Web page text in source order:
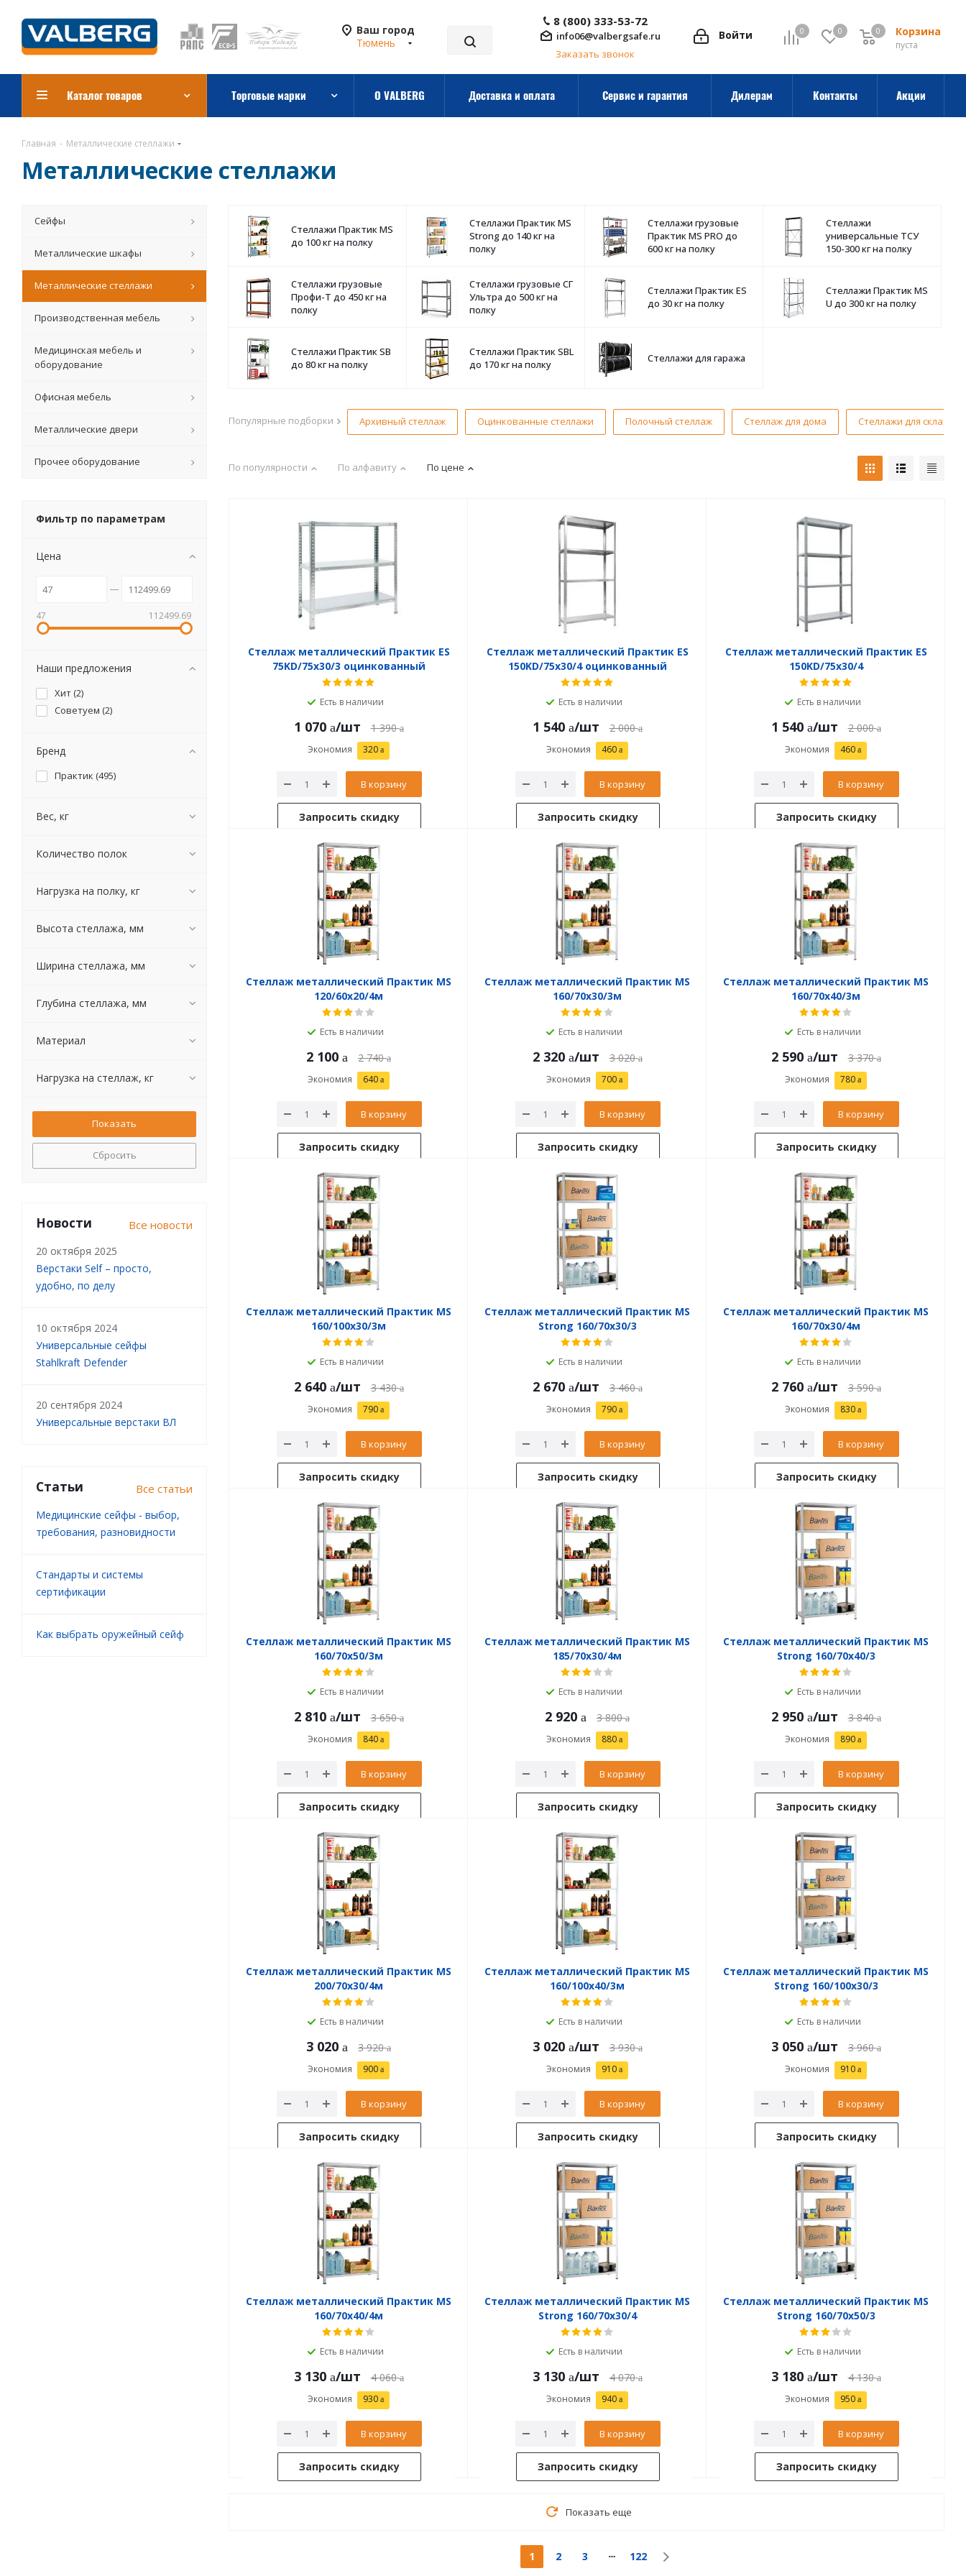
Ваш город
Тюмень
0 0 Корзина
0
пуста
0
Войти
8 (800) 333-53-72
info06@valbergsafe.ru
Заказать звонок
Каталог товаров Торговые марки О VALBERG Доставка и оплата Сервис и гарантия Дилерам Контакты Акции
Главная - Металлические стеллажи
Металлические стеллажи
Стеллажи Практик MS
до 100 кг на полку
Стеллажи Практик MS
Strong до 140 кг на
полку
Стеллажи грузовые
Практик MS PRO до
600 кг на полку
Стеллажи
универсальные ТСУ
150-300 кг на полку
Стеллажи грузовые
Профи-Т до 450 кг на
полку
Стеллажи грузовые СГ
Ультра до 500 кг на
полку
Стеллажи Практик ES
до 30 кг на полку
Стеллажи Практик MS
U до 300 кг на полку
Стеллажи Практик SB
до 80 кг на полку
Стеллажи Практик SBL
до 170 кг на полку
Стеллажи для гаража
Популярные подборки Архивный стеллаж Оцинкованные стеллажи Полочный стеллаж Стеллаж для дома Стеллажи для склада
По популярности По алфавиту По цене
Стеллаж металлический Практик ES
75KD/75x30/3 оцинкованный
Есть в наличии
1 070 /шт 1 390
Экономия 320
В корзину
Запросить скидку
Стеллаж металлический Практик ES
150KD/75x30/4 оцинкованный
Есть в наличии
1 540 /шт 2 000
Экономия 460
В корзину
Запросить скидку
Стеллаж металлический Практик ES
150KD/75x30/4
Есть в наличии
1 540 /шт 2 000
Экономия 460
В корзину
Запросить скидку
Стеллаж металлический Практик MS
120/60х20/4м
Есть в наличии
2 100 2 740
Экономия 640
В корзину
Запросить скидку
Стеллаж металлический Практик MS
160/70х30/3м
Есть в наличии
2 320 /шт 3 020
Экономия 700
В корзину
Запросить скидку
Стеллаж металлический Практик MS
160/70х40/3м
Есть в наличии
2 590 /шт 3 370
Экономия 780
В корзину
Запросить скидку
Стеллаж металлический Практик MS
160/100х30/3м
Есть в наличии
2 640 /шт 3 430
Экономия 790
В корзину
Запросить скидку
Стеллаж металлический Практик MS
Strong 160/70x30/3
Есть в наличии
2 670 /шт 3 460
Экономия 790
В корзину
Запросить скидку
Стеллаж металлический Практик MS
160/70х30/4м
Есть в наличии
2 760 /шт 3 590
Экономия 830
В корзину
Запросить скидку
Стеллаж металлический Практик MS
160/70х50/3м
Есть в наличии
2 810 /шт 3 650
Экономия 840
В корзину
Запросить скидку
Стеллаж металлический Практик MS
185/70х30/4м
Есть в наличии
2 920 3 800
Экономия 880
В корзину
Запросить скидку
Стеллаж металлический Практик MS
Strong 160/70x40/3
Есть в наличии
2 950 /шт 3 840
Экономия 890
В корзину
Запросить скидку
Стеллаж металлический Практик MS
200/70х30/4м
Есть в наличии
3 020 3 920
Экономия 900
В корзину
Запросить скидку
Стеллаж металлический Практик MS
160/100х40/3м
Есть в наличии
3 020 /шт 3 930
Экономия 910
В корзину
Запросить скидку
Стеллаж металлический Практик MS
Strong 160/100x30/3
Есть в наличии
3 050 /шт 3 960
Экономия 910
В корзину
Запросить скидку
Стеллаж металлический Практик MS
160/70х40/4м
Есть в наличии
3 130 /шт 4 060
Экономия 930
В корзину
Запросить скидку
Стеллаж металлический Практик MS
Strong 160/70x30/4
Есть в наличии
3 130 /шт 4 070
Экономия 940
В корзину
Запросить скидку
Стеллаж металлический Практик MS
Strong 160/70x50/3
Есть в наличии
3 180 /шт 4 130
Экономия 950
В корзину
Запросить скидку
Показать еще
1 2 3 122
Сейфы
Металлические шкафы
Металлические стеллажи
Производственная мебель
Медицинская мебель и
оборудование
Офисная мебель
Металлические двери
Прочее оборудование
Фильтр по параметрам
Цена
47 112499.69
Наши предложения
Хит (2)
Советуем (2)
Бренд
Практик (495)
Вес, кг
Количество полок
Нагрузка на полку, кг
Высота стеллажа, мм
Ширина стеллажа, мм
Глубина стеллажа, мм
Материал
Нагрузка на стеллаж, кг
Сбросить
Новости Все новости
20 октября 2025
Верстаки Self – просто,
удобно, по делу
10 октября 2024
Универсальные сейфы
Stahlkraft Defender
20 сентября 2024
Универсальные верстаки ВЛ
Статьи Все статьи
Медицинские сейфы - выбор,
требования, разновидности
Стандарты и системы
сертификации
Как выбрать оружейный сейф